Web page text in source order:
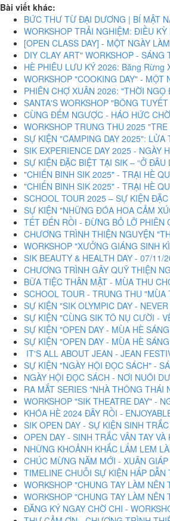
Bài viết khác:
BỨC THƯ TỪ ĐẠI DƯƠNG | BÍ MẬT
WORKSHOP TRẢI NGHIỆM: ĐIỀU
[OPEN CLASS DAY] - MỘT NGÀY
DIY CLAY ART" WORKSHOP -
HÈ PHIÊU LƯU KÝ 2026: Băng
WORKSHOP "COOKING DAY" -
PHIÊN CHỢ XUÂN 2026: "THỜI
SANTA'S WORKSHOP "BÔNG
CÙNG ĐẾM NGƯỢC - HÁO HỨC
WORKSHOP TRUNG THU 2025
SỰ KIỆN "CAMPING DAY 2025":
SIK EXPERIENCE DAY 2025 - NGÀY
SỰ KIỆN ĐẶC BIỆT TẠI SIK – “Ở
"CHIẾN BINH SIK 2025" - TRẠI HÈ
"CHIẾN BINH SIK 2025" - TRẠI HÈ
SCHOOL TOUR 2025 – SỰ KIỆN
SỰ KIỆN "NHỮNG ĐÓA HOA CẢM
TẾT ĐẾN RỒI - ĐỪNG BỎ LỠ PHIÊN
CHƯƠNG TRÌNH THIỆN NGUYỆN
WORKSHOP "XƯỞNG GIÁNG SINH
SIK BEAUTY & HEALTH DAY - 07/11/
CHƯƠNG TRÌNH GÂY QUỸ THIỆN
BỮA TIỆC THÂN MẬT - MÙA THU
SCHOOL TOUR - TRUNG THU
SỰ KIỆN "SIK OLYMPIC DAY -
SỰ KIỆN "CÙNG SIK TÔ NỤ CƯỜI -
SỰ KIỆN "OPEN DAY - MÙA HÈ
SỰ KIỆN "OPEN DAY - MÙA HÈ
IT'S ALL ABOUT JEAN - JEAN
SỰ KIỆN "NGÀY HỘI ĐỌC SÁCH" -
NGÀY HỘI ĐỌC SÁCH - NƠI NUÔI
RA MẮT SERIES "NHÀ THÔNG
WORKSHOP "SIK THEATRE DAY" -
KHÓA HÈ 2024 ĐÂY RỒI -
SIK OPEN DAY - SỰ KIỆN SINH
OPEN DAY - SINH TRẮC VÂN TAY
NHỮNG KHOẢNH KHẮC LẤM LEM
CHÚC MỪNG NĂM MỚI - XUÂN
TIMELINE CHUỖI SỰ KIỆN HẤP
WORKSHOP "CHUNG TAY LÀM
WORKSHOP "CHUNG TAY LÀM
ĐĂNG KÝ NGAY CHỜ CHI -